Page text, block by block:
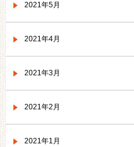
2021年5月
2021年4月
2021年3月
2021年2月
2021年1月